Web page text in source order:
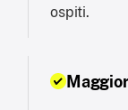
ospiti.